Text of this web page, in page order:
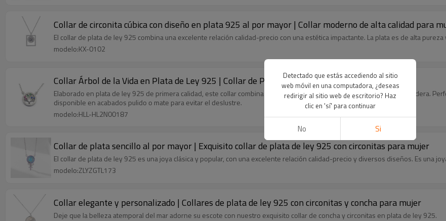
Collar de circonita cúbica con diseño en plata 925 al por mayor | Collar moderno de alta calidad para
El collar de plata de ley 925 combina una excelente relación calidad-precio con una estética impactante. La plata es de alta
modelo:KX-0102
Collar Árbol de la Vida en Plata de Ley 925 | Collar de Plata Personalizado para Mujer
Elaborado en plata de ley 925 de primera calidad, este collar combina una elegancia atemporal con una durabilidad duradera.
disponible en acabados pulido o mate para evitar el deslustre.
modelo:HLL-HL2N00187
Collar de plata sencillo al por mayor | Exquisito collar de plata de ley 925 con circonitas para mujer
El collar de plata de ley 925 es una joya clásica y popular, con una excelente relación calidad-precio y diversos diseños. Es una
modelo:ZLYZGTL173
Collar elegante y personalizado | Collares de plata de ley 925 con circonitas y concha para mujer
Deje que la belleza atemporal del mar adorne su escote con nuestro exquisito collar de concha y circonitas en plata de ley 925.
Detectado que estás accediendo al sitio
web móvil en una computadora, ¿deseas
redirigir al sitio web de escritorio? Haz
clic en 'sí' para continuar
No Si